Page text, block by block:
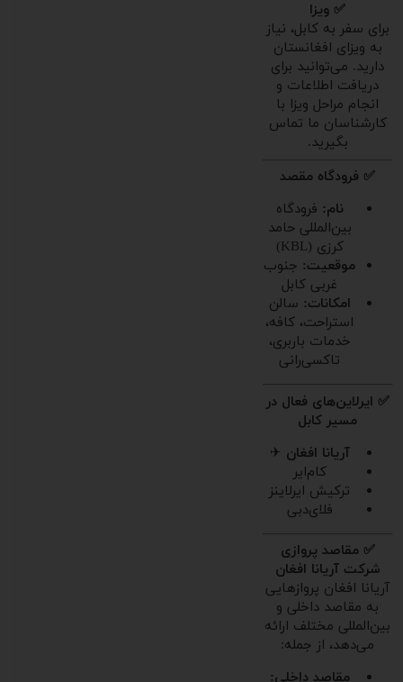
✅ ویزا
برای سفر به کابل، نیاز
به ویزای افغانستان
دارید. می‌توانید برای
دریافت اطلاعات و
انجام مراحل ویزا با
کارشناسان ما تماس
بگیرید.
✅ فرودگاه مقصد
نام: فرودگاه
بین‌المللی حامد
کرزی (KBL)
موقعیت: جنوب
غربی کابل
امکانات: سالن
استراحت، کافه،
خدمات باربری،
تاکسی‌رانی
✅ ایرلاین‌های فعال در
مسیر کابل
آریانا افغان ✈
کام‌ایر
ترکیش ایرلاینز
فلای‌دبی
✅ مقاصد پروازی
شرکت آریانا افغان
آریانا افغان پروازهایی
به مقاصد داخلی و
بین‌المللی مختلف ارائه
می‌دهد، از جمله:
مقاصد داخلی: